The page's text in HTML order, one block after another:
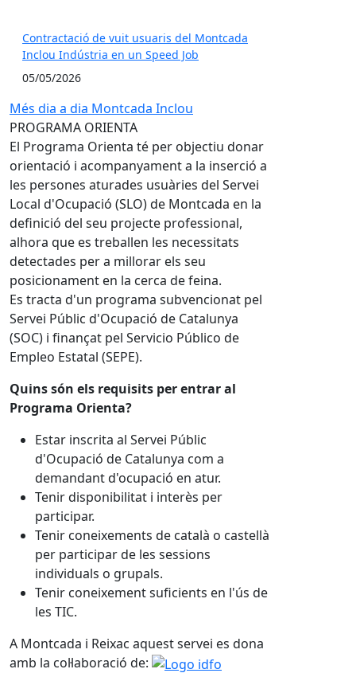
Contractació de vuit usuaris del Montcada
Inclou Indústria en un Speed Job
05/05/2026
Més dia a dia Montcada Inclou
PROGRAMA ORIENTA
El Programa Orienta té per objectiu donar
orientació i acompanyament a la inserció a
les persones aturades usuàries del Servei
Local d'Ocupació (SLO) de Montcada en la
definició del seu projecte professional,
alhora que es treballen les necessitats
detectades per a millorar els seu
posicionament en la cerca de feina.
Es tracta d'un programa subvencionat pel
Servei Públic d'Ocupació de Catalunya
(SOC) i finançat pel Servicio Público de
Empleo Estatal (SEPE).
Quins són els requisits per entrar al
Programa Orienta?
Estar inscrita al Servei Públic
d'Ocupació de Catalunya com a
demandant d'ocupació en atur.
Tenir disponibilitat i interès per
participar.
Tenir coneixements de català o castellà
per participar de les sessions
individuals o grupals.
Tenir coneixement suficients en l'ús de
les TIC.
A Montcada i Reixac aquest servei es dona
amb la col·laboració de: